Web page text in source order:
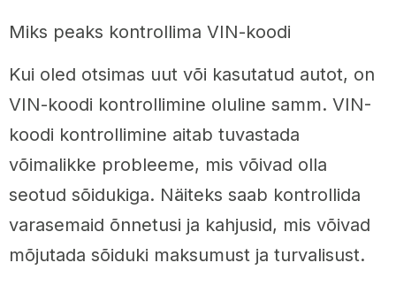
Miks peaks kontrollima VIN-koodi
Kui oled otsimas uut või kasutatud autot, on
VIN-koodi kontrollimine oluline samm. VIN-
koodi kontrollimine aitab tuvastada
võimalikke probleeme, mis võivad olla
seotud sõidukiga. Näiteks saab kontrollida
varasemaid õnnetusi ja kahjusid, mis võivad
mõjutada sõiduki maksumust ja turvalisust.